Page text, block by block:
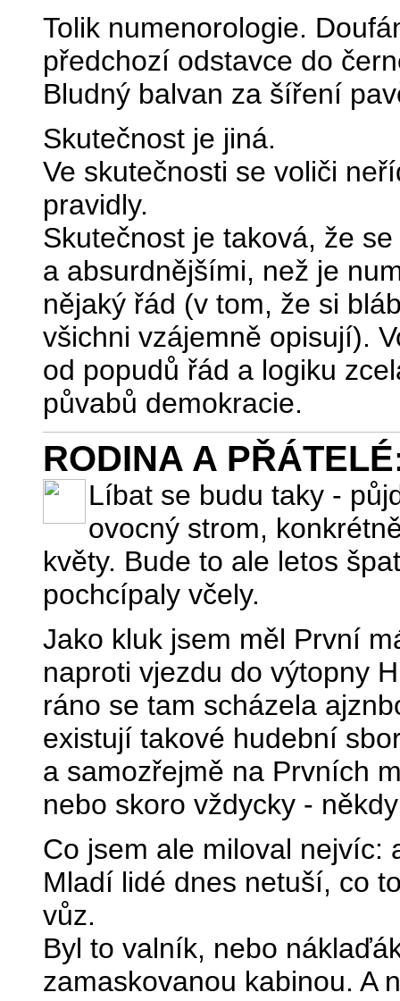
Tolik numenorologie.
předchozí odstavce do
Bludný balvan za šíření
Skutečnost je jiná.
Ve skutečnosti se voliči
pravidly.
Skutečnost je taková, že
a absurdnějšími, než je
nějaký řád (v tom, že si
všichni vzájemně opisují).
od popudů řád a logiku
půvabů demokracie.
RODINA A
Líbat se budu taky -
ovocný strom,
květy. Bude to ale letos
pochcípaly včely.
Jako kluk jsem měl První
naproti vjezdu do výtopny
ráno se tam scházela
existují takové hudební
a samozřejmě na Prvních
nebo skoro vždycky -
Co jsem ale miloval nejvíc:
Mladí lidé dnes netuší, co
vůz.
Byl to valník, nebo
zamaskovanou kabinou. A